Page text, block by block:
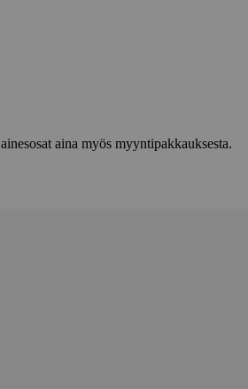
aina myös myyntipakkauksesta.